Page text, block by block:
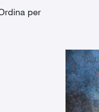
per